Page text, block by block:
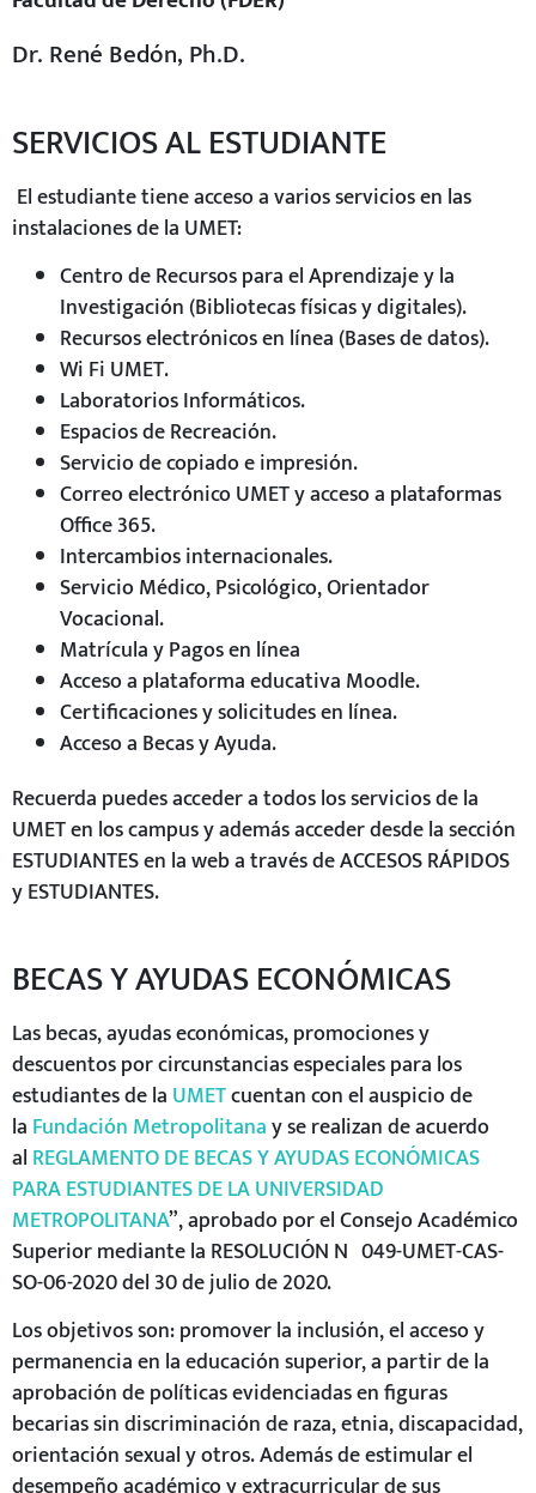
Dr. René Bedón, Ph.D.
SERVICIOS AL ESTUDIANTE
El estudiante tiene acceso a varios servicios en las
instalaciones de la UMET:
Centro de Recursos para el Aprendizaje y la
Investigación (Bibliotecas físicas y digitales).
Recursos electrónicos en línea (Bases de datos).
Wi Fi UMET.
Laboratorios Informáticos.
Espacios de Recreación.
Servicio de copiado e impresión.
Correo electrónico UMET y acceso a plataformas
Office 365.
Intercambios internacionales.
Servicio Médico, Psicológico, Orientador
Vocacional.
Matrícula y Pagos en línea
Acceso a plataforma educativa Moodle.
Certificaciones y solicitudes en línea.
Acceso a Becas y Ayuda.
Recuerda puedes acceder a todos los servicios de la
UMET en los campus y además acceder desde la sección
ESTUDIANTES en la web a través de ACCESOS RÁPIDOS
y ESTUDIANTES.
BECAS Y AYUDAS ECONÓMICAS
Las becas, ayudas económicas, promociones y
descuentos por circunstancias especiales para los
estudiantes de la UMETcuentan con el auspicio de
la Fundación Metropolitanay se realizan de acuerdo
al REGLAMENTO DE BECAS Y AYUDAS ECONÓMICAS
PARAESTUDIANTES DE LA UNIVERSIDAD
METROPOLITANA”, aprobado por el Consejo Académico
Superior mediante la RESOLUCIÓN Nº049-UMET-CAS-
SO-06-2020 del 30 de julio de 2020.
Los objetivos son: promover la inclusión, el acceso y
permanencia en la educación superior, a partir de la
aprobación de políticas evidenciadas en figuras
becarias sin discriminación de raza, etnia, discapacidad,
orientación sexual y otros. Además de estimular el